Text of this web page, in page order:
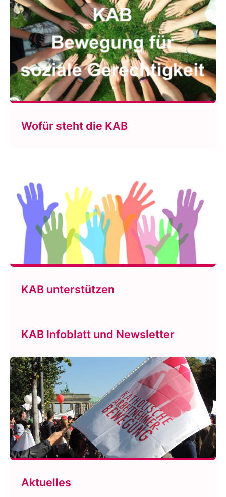
Wofür steht die KAB
KAB unterstützen
KAB Infoblatt und Newsletter
Aktuelles